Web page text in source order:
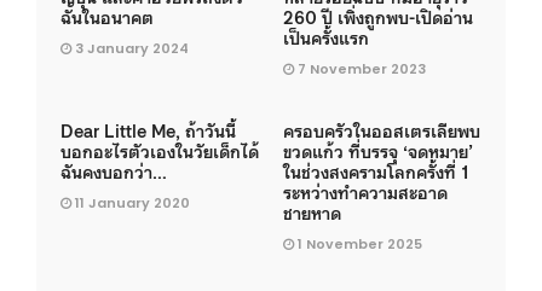
ฉันในอนาคต
3 January 2024
260 ปี เพิ่งถูกพบ-เปิดอ่าน
เป็นครั้งแรก
7 November 2023
Dear Little Me, ถ้าวันนี้
บอกอะไรตัวเองในวัยเด็กได้
ฉันคงบอกว่า…
11 January 2020
ครอบครัวในออสเตรเลียพบ
ขวดแก้ว ที่บรรจุ ‘จดหมาย’
ในช่วงสงครามโลกครั้งที่ 1
ระหว่างทำความสะอาด
ชายหาด
1 November 2025